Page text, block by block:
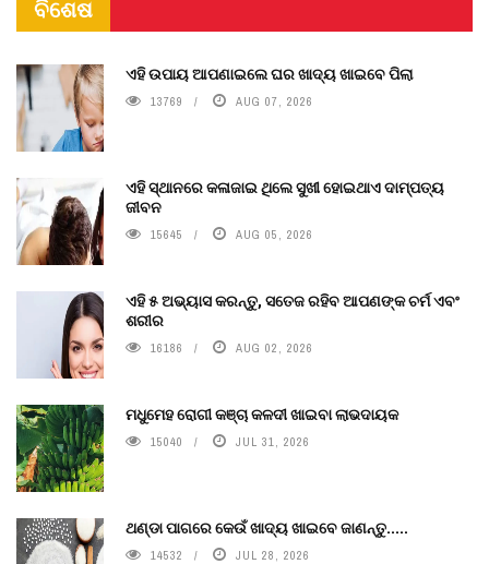
ବିଶେଷ
ଏହି ଉପାୟ ଆପଣାଇଲେ ଘର ଖାଦ୍ୟ ଖାଇବେ ପିଲା
13769 AUG 07, 2026
ଏହି ସ୍ଥାନରେ କଳାଜାଇ ଥିଲେ ସୁଖୀ ହୋଇଥାଏ ଦାମ୍ପତ୍ୟ
ଜୀବନ
15645 AUG 05, 2026
ଏହି ୫ ଅଭ୍ୟାସ କରନ୍ତୁ, ସତେଜ ରହିବ ଆପଣଙ୍କ ଚର୍ମ ଏବଂ
ଶରୀର
16186 AUG 02, 2026
ମଧୁମେହ ରୋଗୀ କଞ୍ଚା କଳଦୀ ଖାଇବା ଲାଭଦାୟକ
15040 JUL 31, 2026
ଥଣ୍ଡା ପାଗରେ କେଉଁ ଖାଦ୍ୟ ଖାଇବେ ଜାଣନ୍ତୁ.....
14532 JUL 28, 2026